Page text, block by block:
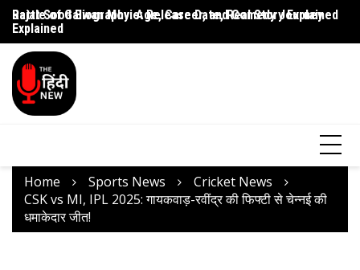
Rajat Sood Biography: Age, Career, and Comedy Journey
Explained
Battle of Galwan Movie: Release Date, Real Story Explained
Home Sports News
Cricket News
CSK vs MI, IPL 2025: गायकवाड़-रवींद्र की फिफ्टी से चेन्नई की
धमाकेदार जीत!